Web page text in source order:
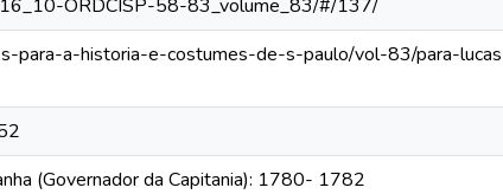
ORDCISP-58-83_volume_83/#/137/
para-a-historia-e-costumes-de-s-paulo/vol-83/para-
(Governador da Capitania): 1780- 1782